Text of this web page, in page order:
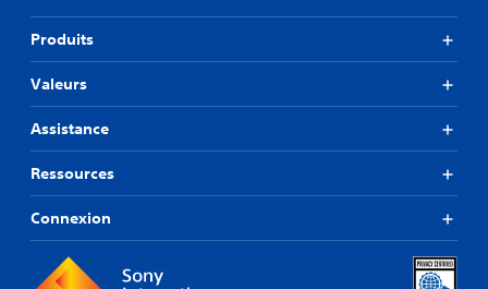
Produits
Valeurs
Assistance
Ressources
Connexion